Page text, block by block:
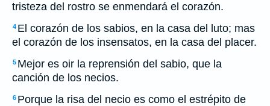
tristeza del rostro se enmendará el corazón.
4 El corazón de los sabios, en la casa del luto; mas
el corazón de los insensatos, en la casa del placer.
5 Mejor es oir la reprensión del sabio, que la
canción de los necios.
6 Porque la risa del necio es como el estrépito de